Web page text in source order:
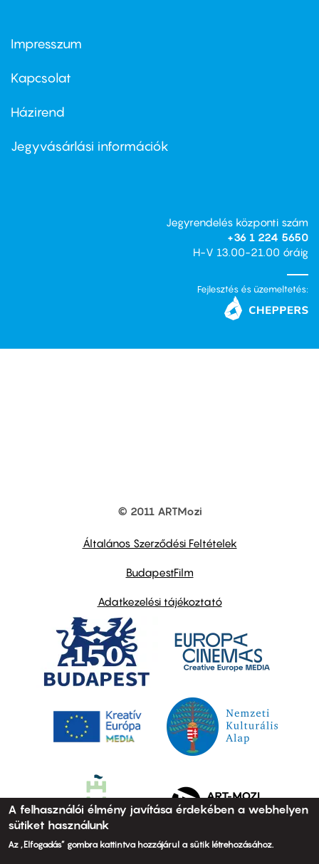
Footer
first
Impresszum
Kapcsolat
Footer
second
Házirend
Jegyvásárlási információk
Jegyrendelés központi szám
+36 1 224 5650
H-V 13.00-21.00 óráig
Fejlesztés és üzemeltetés:
© 2011 ARTMozi
Általános Szerződési Feltételek
BudapestFilm
Adatkezelési tájékoztató
A felhasználói élmény javítása érdekében a webhelyen
sütiket használunk
Az „Elfogadás” gombra kattintva hozzájárul a sütik létrehozásához.